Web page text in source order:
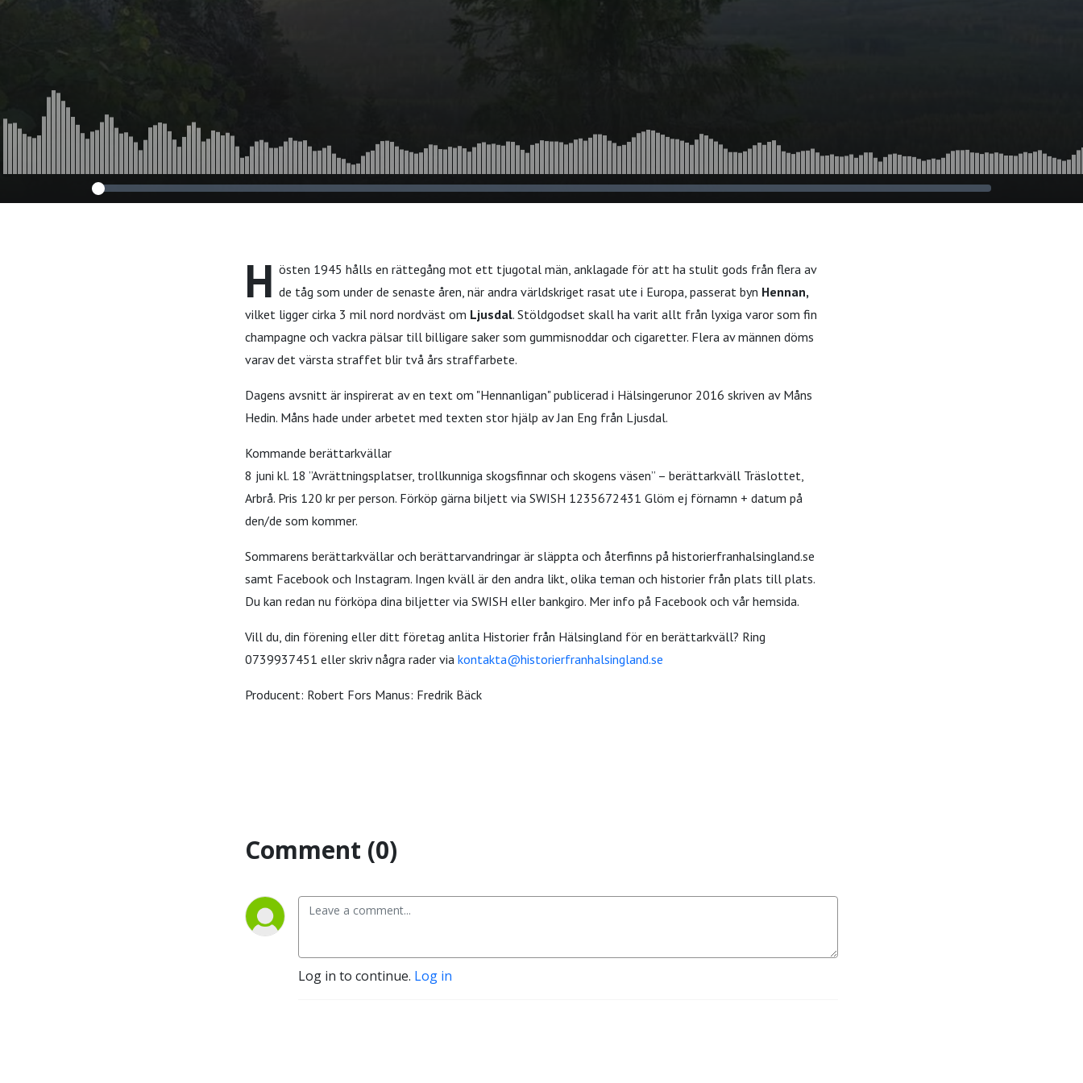
H östen 1945 hålls en rättegång mot ett tjugotal män, anklagade för att ha stulit gods från flera av
de tåg som under de senaste åren, när andra världskriget rasat ute i Europa, passerat byn Hennan,
vilket ligger cirka 3 mil nord nordväst om Ljusdal. Stöldgodset skall ha varit allt från lyxiga varor som fin
champagne och vackra pälsar till billigare saker som gummisnoddar och cigaretter. Flera av männen döms
varav det värsta straffet blir två års straffarbete.
Dagens avsnitt är inspirerat av en text om "Hennanligan" publicerad i Hälsingerunor 2016 skriven av Måns
Hedin. Måns hade under arbetet med texten stor hjälp av Jan Eng från Ljusdal.
Kommande berättarkvällar
8 juni kl. 18 ”Avrättningsplatser, trollkunniga skogsfinnar och skogens väsen” – berättarkväll Träslottet,
Arbrå. Pris 120 kr per person. Förköp gärna biljett via SWISH 1235672431 Glöm ej förnamn + datum på
den/de som kommer.
Sommarens berättarkvällar och berättarvandringar är släppta och återfinns på historierfranhalsingland.se
samt Facebook och Instagram. Ingen kväll är den andra likt, olika teman och historier från plats till plats.
Du kan redan nu förköpa dina biljetter via SWISH eller bankgiro. Mer info på Facebook och vår hemsida.
Vill du, din förening eller ditt företag anlita Historier från Hälsingland för en berättarkväll? Ring
0739937451 eller skriv några rader via kontakta@historierfranhalsingland.se
Producent: Robert Fors Manus: Fredrik Bäck
Comment (0)
Log in to continue. Log in